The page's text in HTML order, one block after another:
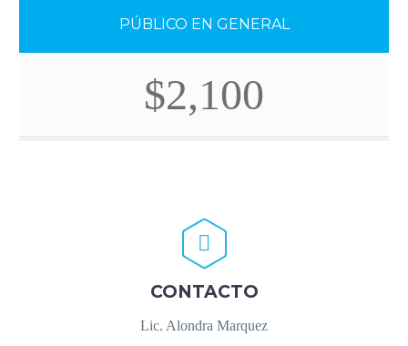
PÚBLICO EN GENERAL
$2,100


CONTACTO
Lic. Alondra Marquez